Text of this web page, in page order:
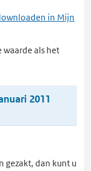
in Mijn
als het
2011
gezakt, dan kunt u